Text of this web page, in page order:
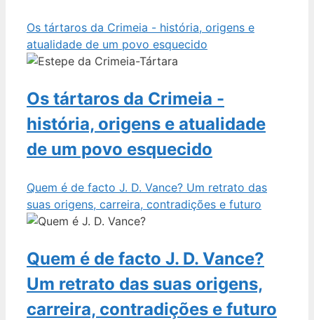
Os tártaros da Crimeia - história, origens e
atualidade de um povo esquecido
Os tártaros da Crimeia -
história, origens e atualidade
de um povo esquecido
Quem é de facto J. D. Vance? Um retrato das
suas origens, carreira, contradições e futuro
Quem é de facto J. D. Vance?
Um retrato das suas origens,
carreira, contradições e futuro